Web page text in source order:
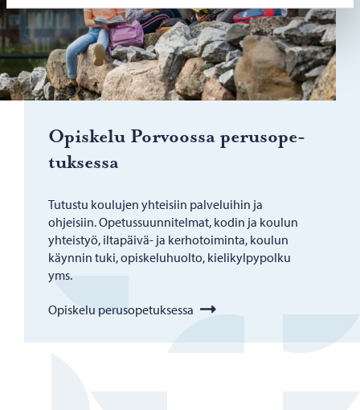
Opis­ke­lu Por­voos­sa pe­rus­o­pe­
tuk­ses­sa
Tutustu koulujen yhteisiin palveluihin ja
ohjeisiin. Opetussuunnitelmat, kodin ja koulun
yhteistyö, iltapäivä- ja kerhotoiminta, koulun
käynnin tuki, opiskeluhuolto, kielikylpypolku
yms.
Opiskelu perusopetuksessa